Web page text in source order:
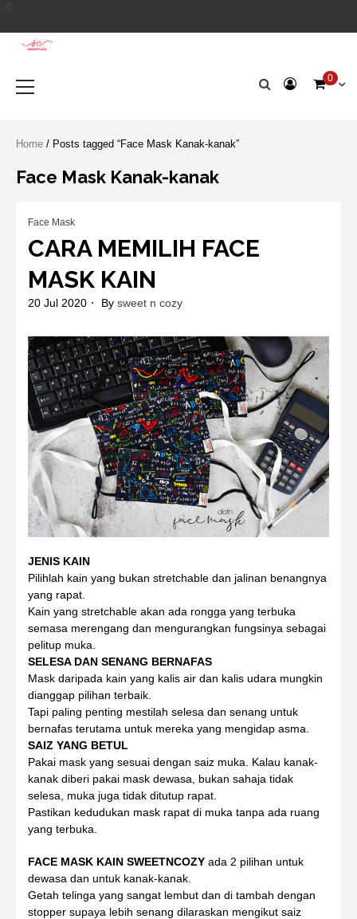
content
Menu
0
Home / Posts tagged “Face Mask Kanak-kanak”
Face Mask Kanak-kanak
Face Mask
CARA MEMILIH FACE
MASK KAIN
20 Jul 2020 By sweet n cozy
JENIS KAIN
Pilihlah kain yang bukan stretchable dan jalinan benangnya
yang rapat.
Kain yang stretchable akan ada rongga yang terbuka
semasa merengang dan mengurangkan fungsinya sebagai
pelitup muka.
SELESA DAN SENANG BERNAFAS
Mask daripada kain yang kalis air dan kalis udara mungkin
dianggap pilihan terbaik.
Tapi paling penting mestilah selesa dan senang untuk
bernafas terutama untuk mereka yang mengidap asma.
SAIZ YANG BETUL
Pakai mask yang sesuai dengan saiz muka. Kalau kanak-
kanak diberi pakai mask dewasa, bukan sahaja tidak
selesa, muka juga tidak ditutup rapat.
Pastikan kedudukan mask rapat di muka tanpa ada ruang
yang terbuka.
FACE MASK KAIN SWEETNCOZY ada 2 pilihan untuk
dewasa dan untuk kanak-kanak.
Getah telinga yang sangat lembut dan di tambah dengan
stopper supaya lebih senang dilaraskan mengikut saiz